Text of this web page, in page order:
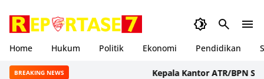
Home Hukum Politik Ekonomi Pendidikan
BREAKING NEWS Kepala Kantor ATR/BPN